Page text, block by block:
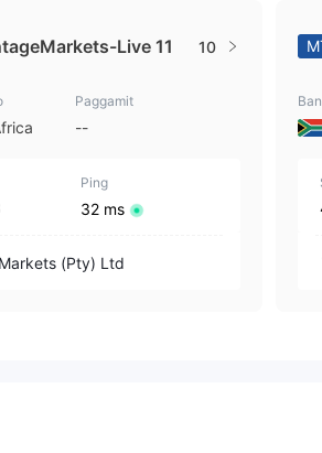
Live 11 10
Paggamit
--
Ping
32 ms
(Pty) Ltd